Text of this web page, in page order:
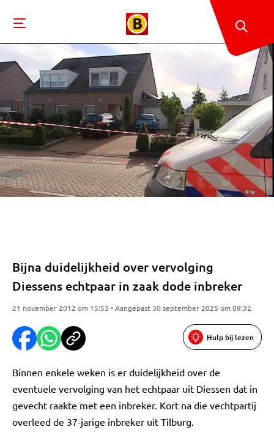
Bijna duidelijkheid over vervolging
Diessens echtpaar in zaak dode inbreker
21 november 2012 om 15:53 • Aangepast 30 september 2025 om 09:32
Hulp bij lezen
Binnen enkele weken is er duidelijkheid over de
eventuele vervolging van het echtpaar uit Diessen dat in
gevecht raakte met een inbreker. Kort na die vechtpartij
overleed de 37-jarige inbreker uit Tilburg.